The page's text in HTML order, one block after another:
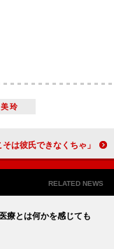
玲
恋人探し”をお願い！？ 「来年こそは彼氏できなくちゃ」
RELATED NEWS
療とは何かを感じても